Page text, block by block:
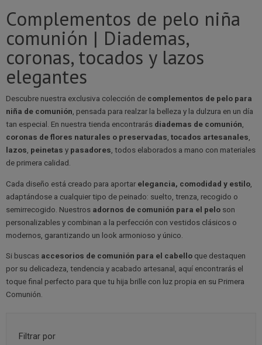
Complementos de pelo niña
comunión | Diademas,
coronas, tocados y lazos
elegantes
Descubre nuestra exclusiva colección de complementos de pelo para
niña de comunión, pensada para realzar la belleza y la dulzura en un día
tan especial. En nuestra tienda encontrarás diademas de comunión,
coronas de flores naturales o preservadas, tocados artesanales,
lazos, peinetas y pasadores, todos elaborados a mano con materiales
de primera calidad.
Cada diseño está creado para aportar elegancia, comodidad y estilo
adaptándose a cualquier tipo de peinado: suelto, trenza, recogido o
semirrecogido. Nuestros adornos de comunión para el pelo son
personalizables y combinan a la perfección con vestidos clásicos o
modernos, garantizando un look armonioso y único.
Si buscas accesorios de comunión para el cabello que destaquen
por su delicadeza, tendencia y acabado artesanal, aquí encontrarás el
toque final perfecto para que tu hija brille con luz propia en su Primera
Comunión.
Filtrar por